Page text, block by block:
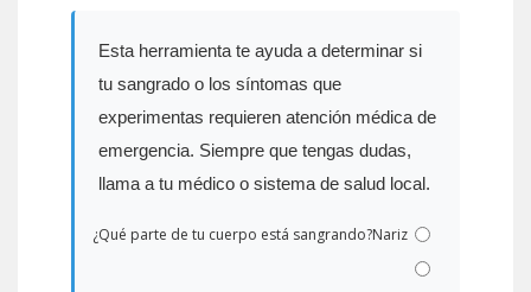
Esta herramienta te ayuda a determinar si
tu sangrado o los síntomas que
experimentas requieren atención médica de
emergencia. Siempre que tengas dudas,
llama a tu médico o sistema de salud local.
¿Qué parte de tu cuerpo está sangrando?Nariz